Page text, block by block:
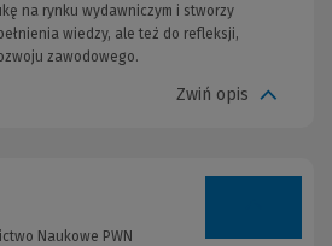
na rynku wydawniczym i stworzy
wiedzy, ale też do refleksji,
zawodowego.
Zwiń opis
Naukowe PWN